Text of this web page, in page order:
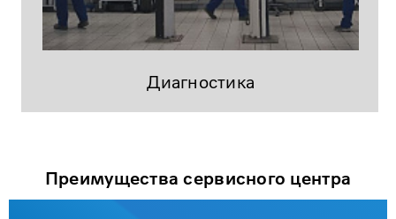
Диагностика
Преимущества сервисного центра